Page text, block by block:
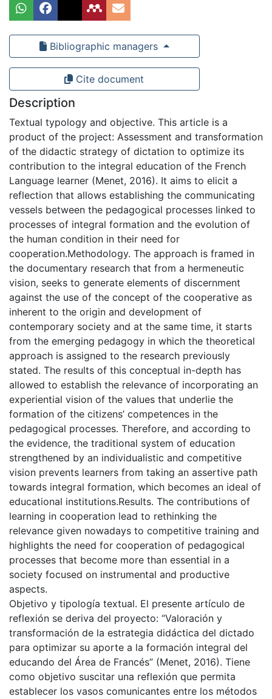
Bibliographic managers
Cite document
Description
Textual typology and objective. This article is a
product of the project: Assessment and transformation
of the didactic strategy of dictation to optimize its
contribution to the integral education of the French
Language learner (Menet, 2016). It aims to elicit a
reflection that allows establishing the communicating
vessels between the pedagogical processes linked to
processes of integral formation and the evolution of
the human condition in their need for
cooperation.Methodology. The approach is framed in
the documentary research that from a hermeneutic
vision, seeks to generate elements of discernment
against the use of the concept of the cooperative as
inherent to the origin and development of
contemporary society and at the same time, it starts
from the emerging pedagogy in which the theoretical
approach is assigned to the research previously
stated. The results of this conceptual in-depth has
allowed to establish the relevance of incorporating an
experiential vision of the values that underlie the
formation of the citizens’ competences in the
pedagogical processes. Therefore, and according to
the evidence, the traditional system of education
strengthened by an individualistic and competitive
vision prevents learners from taking an assertive path
towards integral formation, which becomes an ideal of
educational institutions.Results. The contributions of
learning in cooperation lead to rethinking the
relevance given nowadays to competitive training and
highlights the need for cooperation of pedagogical
processes that become more than essential in a
society focused on instrumental and productive
aspects.
Objetivo y tipología textual. El presente artículo de
reflexión se deriva del proyecto: “Valoración y
transformación de la estrategia didáctica del dictado
para optimizar su aporte a la formación integral del
educando del Área de Francés” (Menet, 2016). Tiene
como objetivo suscitar una reflexión que permita
establecer los vasos comunicantes entre los métodos